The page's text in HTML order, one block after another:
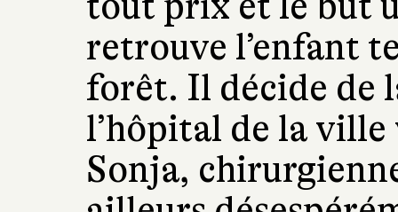
retrouve l’enfant
forêt. Il décide de
l’hôpital de la
Sonja,